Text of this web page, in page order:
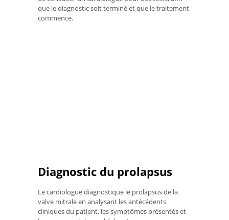
que le diagnostic soit terminé et que le traitement
commence.
Diagnostic du prolapsus
Le cardiologue diagnostique le prolapsus de la
valve mitrale en analysant les antécédents
cliniques du patient, les symptômes présentés et